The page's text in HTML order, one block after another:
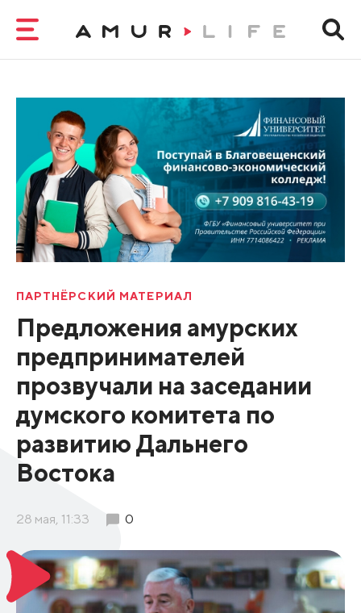
ПАРТНЁРСКИЙ МАТЕРИАЛ
Предложения амурских
предпринимателей
прозвучали на заседании
думского комитета по
развитию Дальнего
Востока
28 мая, 11:33 0